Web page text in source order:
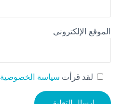
الموقع الإلكتروني
لقد قرأت سياسة الخصوصية